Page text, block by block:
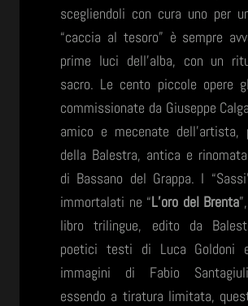
scegliendoli con cura uno per
“caccia al tesoro” è sempre
prime luci dell’alba, con un
sacro. Le cento piccole opere
commissionate da Giuseppe
amico e mecenate dell’artista,
della Balestra, antica e
di Bassano del Grappa. I
immortalati ne “L’oro del Brenta
libro trilingue, edito da
poetici testi di Luca Goldoni
immagini di Fabio
essendo a tiratura limitata,